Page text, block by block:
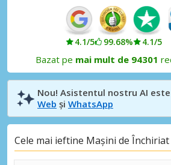
4.1/5 99.68% 4.1/5
Bazat pe mai mult de 94301
Nou! Asistentul nostru AI
Web și WhatsApp
Cele mai ieftine Mașini de Închiriat